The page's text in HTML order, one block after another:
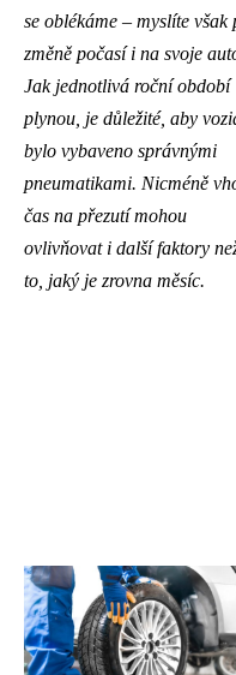
se oblékáme – myslíte však
změně počasí i na svoje
Jak jednotlivá roční období
plynou, je důležité, aby
bylo vybaveno správnými
pneumatikami. Nicméně
čas na přezutí mohou
ovlivňovat i další faktory
to, jaký je zrovna měsíc.